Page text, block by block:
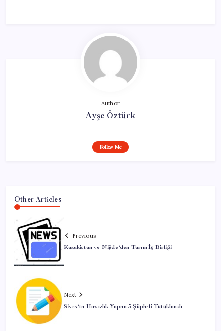
Author
Ayşe Öztürk
Follow Me
Other Articles
Previous
Kazakistan ve Niğde’den Tarım İş Birliği
Next
Sivas’ta Hırsızlık Yapan 5 Şüpheli Tutuklandı